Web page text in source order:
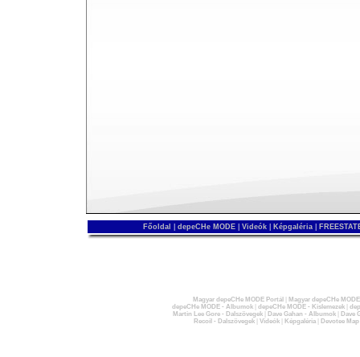
Főoldal depeCHe MODE Videók Képgaléria
Magyar depeCHe MODE Portál
Magyar depeCHe
depeCHe MODE - Albumok| depeCHe MODE - Kislemezek|
Martin Lee Gore - Dalszövegek| Dave Gahan - Albumok|
Dave
Recoil - Dalszövegek| Videók| Képgaléria| Devotee Map